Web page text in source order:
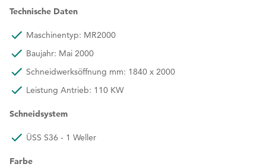
Technische Daten
Maschinentyp: MR2000
Baujahr: Mai 2000
Schneidwerksöffnung mm: 1840 x 2000
Leistung Antrieb: 110 KW
Schneidsystem
ÜSS S36 - 1 Weller
Farbe